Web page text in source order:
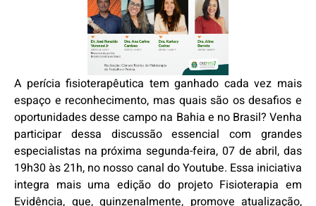
A perícia fisioterapêutica tem ganhado cada vez mais
espaço e reconhecimento, mas quais são os desafios e
oportunidades desse campo na Bahia e no Brasil? Venha
participar dessa discussão essencial com grandes
especialistas na próxima segunda-feira, 07 de abril, das
19h30 às 21h, no nosso canal do Youtube. Essa iniciativa
integra mais uma edição do projeto Fisioterapia em
Evidência, que, quinzenalmente, promove atualização,